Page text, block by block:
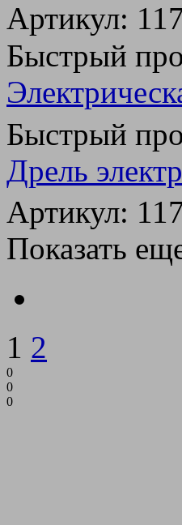
Артикул:
Быстрый
Быстрый
Дрель
Артикул:
Показать
1 2
0
0
0